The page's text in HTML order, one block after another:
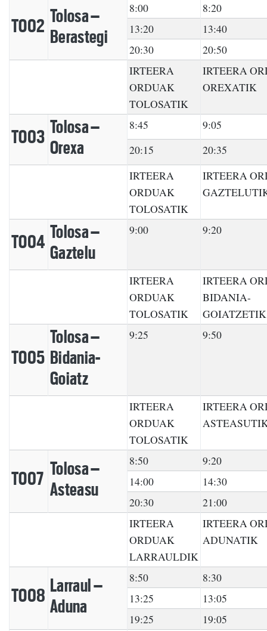
TO02 Tolosa –
Berastegi
8:00
8:20
13:20
13:40
20:30
20:50
IRTEERA
ORDUAK
TOLOSATIK
IRTEERA
OREXATIK
TO03 Tolosa –
Orexa
8:45
9:05
20:15
20:35
IRTEERA
ORDUAK
TOLOSATIK
IRTEERA
TO04 Tolosa –
Gaztelu
9:00 9:20
IRTEERA
ORDUAK
TOLOSATIK
IRTEERA
BIDANIA-
GOIATZETIK
TO05
Tolosa –
Bidania-
Goiatz
9:25 9:50
IRTEERA
ORDUAK
TOLOSATIK
IRTEERA
TO07 Tolosa –
Asteasu
8:50
9:20
14:00
14:30
20:30
21:00
IRTEERA
ORDUAK
LARRAULDIK
IRTEERA
ADUNATIK
TO08 Larraul –
Aduna
8:50
8:30
13:25
13:05
19:25
19:05